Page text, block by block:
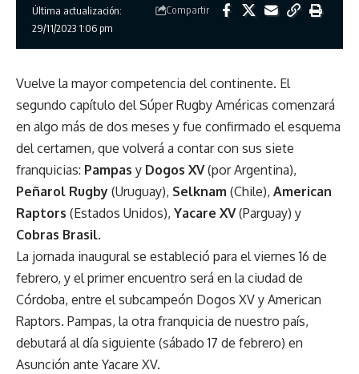
Última actualización:
29/11/2023 1:06 pm
Compartir
Vuelve la mayor competencia del continente. El
segundo capítulo del Súper Rugby Américas comenzará
en algo más de dos meses y fue confirmado el esquema
del certamen, que volverá a contar con sus siete
franquicias: Pampas y Dogos XV(por Argentina),
Peñarol Rugby (Uruguay), Selknam (Chile), American
Raptors (Estados Unidos), Yacare XV(Parguay) y
Cobras Brasil.
La jornada inaugural se estableció para el viernes 16 de
febrero, y el primer encuentro será en la ciudad de
Córdoba, entre el subcampeón Dogos XV y American
Raptors. Pampas, la otra franquicia de nuestro país,
debutará al día siguiente (sábado 17 de febrero) en
Asunción ante Yacare XV.